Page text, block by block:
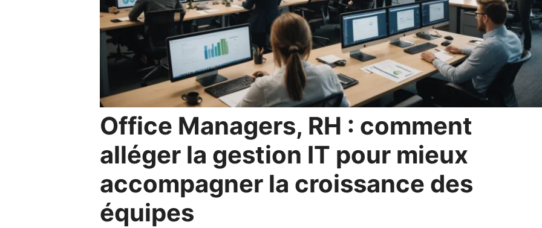
Office Managers, RH : comment
alléger la gestion IT pour mieux
accompagner la croissance des
équipes